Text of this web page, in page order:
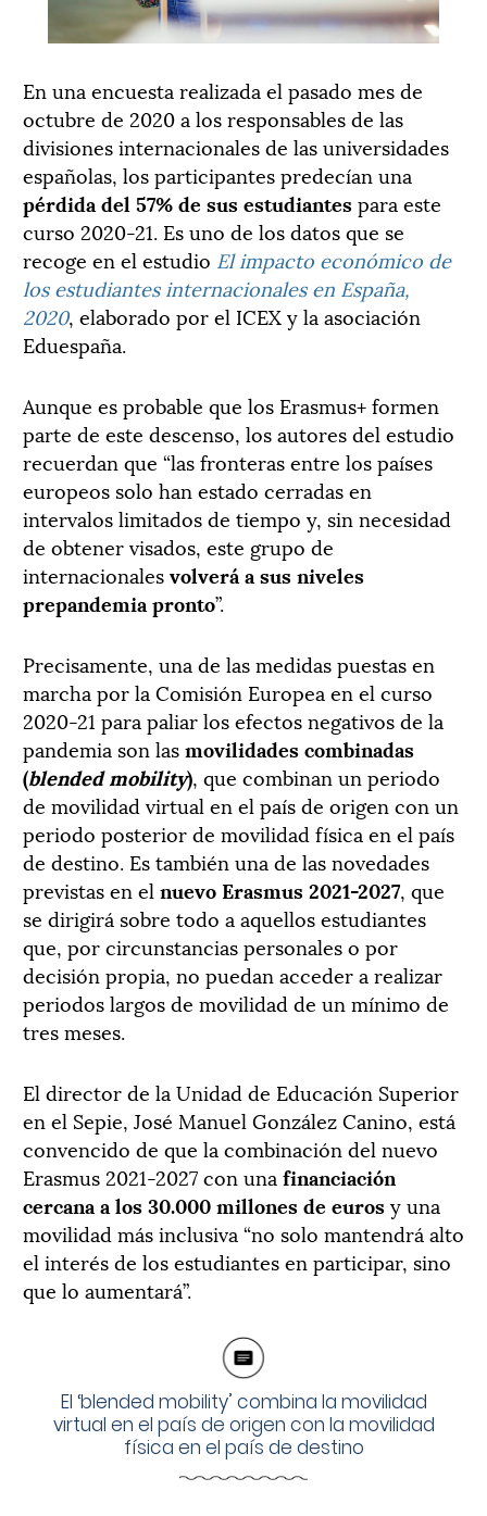
En una encuesta realizada el pasado mes de
octubre de 2020 a los responsables de las
divisiones internacionales de las universidades
españolas, los participantes predecían una
pérdida del 57% de sus estudiantespara este
curso 2020-21. Es uno de los datos que se
recoge en el estudio El impacto económico de
los estudiantes internacionales en España,
2020, elaborado por el ICEX y la asociación
Eduespaña.
Aunque es probable que los Erasmus+ formen
parte de este descenso, los autores del estudio
recuerdan que “las fronteras entre los países
europeos solo han estado cerradas en
intervalos limitados de tiempo y, sin necesidad
de obtener visados, este grupo de
internacionalesvolverá a sus niveles
prepandemia pronto”.
Precisamente, una de las medidas puestas en
marcha por la Comisión Europea en el curso
2020-21 para paliar los efectos negativos de la
pandemia son lasmovilidades combinadas
(blended mobility), que combinan un periodo
de movilidad virtual en el país de origen con un
periodo posterior de movilidad física en el país
de destino. Es también una de las novedades
previstas en el nuevo Erasmus 2021-2027, que
se dirigirá sobre todo a aquellos estudiantes
que, por circunstancias personales o por
decisión propia, no puedan acceder a realizar
periodos largos de movilidad de un mínimo de
tres meses.
El director de la Unidad de Educación Superior
en el Sepie, José Manuel González Canino, está
convencido de que la combinación del nuevo
Erasmus 2021-2027 con una financiación
cercana a los 30.000 millones de eurosy una
movilidad más inclusiva “no solo mantendrá alto
el interés de los estudiantes en participar, sino
que lo aumentará”.
El ‘blended mobility’ combina la movilidad
virtual en el país de origen con la movilidad
física en el país de destino